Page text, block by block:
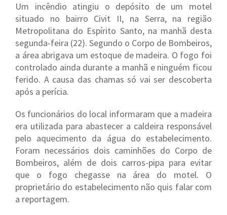
Um incêndio atingiu o depósito de um motel
situado no bairro Civit II, na Serra, na região
Metropolitana do Espírito Santo, na manhã desta
segunda-feira (22). Segundo o Corpo de Bombeiros,
a área abrigava um estoque de madeira. O fogo foi
controlado ainda durante a manhã e ninguém ficou
ferido. A causa das chamas só vai ser descoberta
após a perícia.
Os funcionários do local informaram que a madeira
era utilizada para abastecer a caldeira responsável
pelo aquecimento da água do estabelecimento.
Foram necessários dois caminhões do Corpo de
Bombeiros, além de dois carros-pipa para evitar
que o fogo chegasse na área do motel. O
proprietário do estabelecimento não quis falar com
a reportagem.